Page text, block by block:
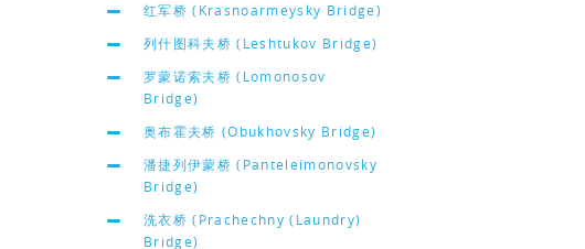
红军桥 (Krasnoarmeysky Bridge)
列什图科夫桥 (Leshtukov Bridge)
罗蒙诺索夫桥 (Lomonosov
Bridge)
奥布霍夫桥 (Obukhovsky Bridge)
潘捷列伊蒙桥 (Panteleimonovsky
Bridge)
洗衣桥 (Prachechny (Laundry)
Bridge)